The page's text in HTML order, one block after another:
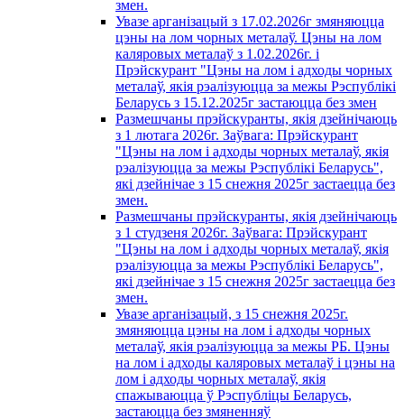
змен.
Увазе арганізацый з 17.02.2026г змяняюцца
цэны на лом чорных металаў. Цэны на лом
каляровых металаў з 1.02.2026г. i
Прэйскурант "Цэны на лом і адходы чорных
металаў, якія рэалізуюцца за межы Рэспублікі
Беларусь з 15.12.2025г застаюцца без змен
Размешчаны прэйскуранты, якія дзейнічаюць
з 1 лютага 2026г. Заўвага: Прэйскурант
"Цэны на лом і адходы чорных металаў, якія
рэалізуюцца за межы Рэспублікі Беларусь",
які дзейнічае з 15 снежня 2025г застаецца без
змен.
Размешчаны прэйскуранты, якія дзейнічаюць
з 1 студзеня 2026г. Заўвага: Прэйскурант
"Цэны на лом і адходы чорных металаў, якія
рэалізуюцца за межы Рэспублікі Беларусь",
які дзейнічае з 15 снежня 2025г застаецца без
змен.
Увазе арганізацый, з 15 снежня 2025г.
змяняюцца цэны на лом і адходы чорных
металаў, якія рэалізуюцца за межы РБ. Цэны
на лом і адходы каляровых металаў і цэны на
лом і адходы чорных металаў, якія
спажываюцца ў Рэспубліцы Беларусь,
застаюцца без змяненняў